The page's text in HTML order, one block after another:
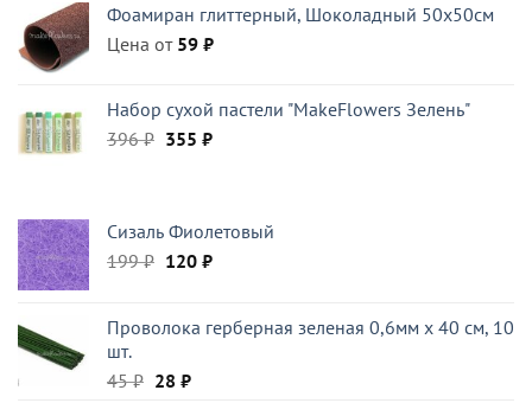
522 ₽.
Фоамиран глиттерный, Шоколадный 50x50см
Цена от 59 ₽
Набор сухой пастели "MakeFlowers Зелень"
396₽ Первоначальная
355 ₽Текущая
Сизаль Фиолетовый
199₽ Первоначальная
199 ₽.
120 ₽Текущая
Проволока герберная зеленая 0,6мм x 40 см, 10
шт.
45₽ Первоначальная
28 ₽Текущая